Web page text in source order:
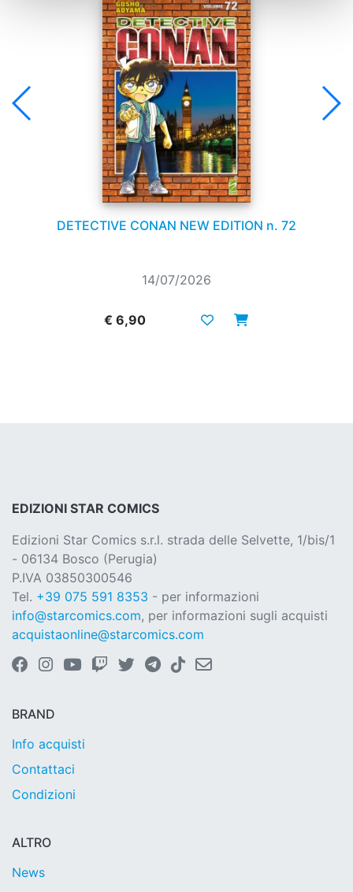
DETECTIVE CONAN NEW EDITION n. 72
14/07/2026
€ 6,90
EDIZIONI STAR COMICS
Edizioni Star Comics s.r.l. strada delle Selvette, 1/bis/1
- 06134 Bosco (Perugia)
P.IVA 03850300546
Tel. +39 075 591 8353 - per informazioni
info@starcomics.com, per informazioni sugli acquisti
acquistaonline@starcomics.com
BRAND
Info acquisti
Contattaci
Condizioni
ALTRO
News